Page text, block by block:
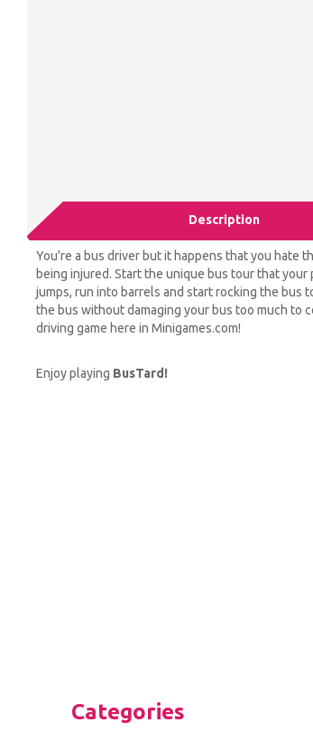
Description
You're a bus driver but it happens that you hate
being injured. Start the unique bus tour that
jumps, run into barrels and start rocking the bus
the bus without damaging your bus too much to
driving game here in Minigames.com!
Enjoy playing BusTard!
Categories